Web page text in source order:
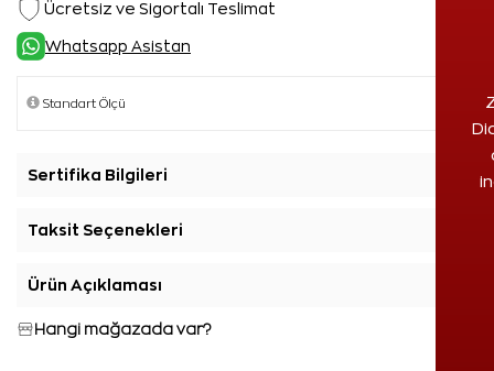
Ücretsiz ve Sigortalı Teslimat
Whatsapp Asistan
Sertifika Bilgileri
Taksit Seçenekleri
Ürün Açıklaması
Hangi mağazada var?